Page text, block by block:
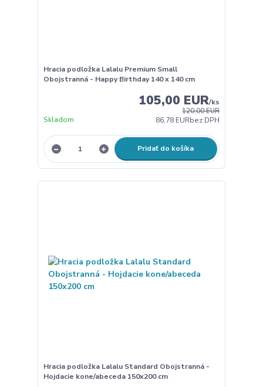
Hracia podložka Lalalu Premium Small
Obojstranná - Happy Birthday 140 x 140 cm
120,00 EUR
105,00 EUR/ks
86,78 EURbez DPH
Skladom
Pridať do košíka
Hracia podložka Lalalu Standard Obojstranná -
Hojdacie kone/abeceda 150x200 cm